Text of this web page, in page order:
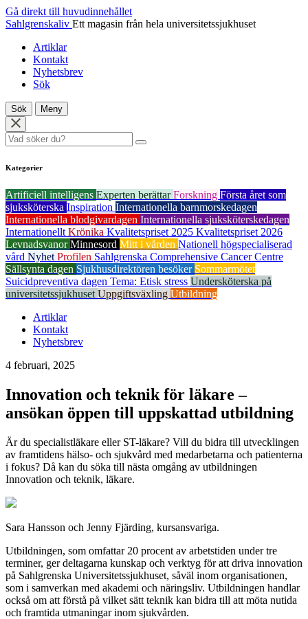
Gå direkt till huvudinnehållet
Sahlgrenskaliv Ett magasin från hela universitetssjukhuset
Artiklar
Kontakt
Nyhetsbrev
Sök
Sök Meny
Kategorier
Artificiell intelligens Experten berättarForskning Första året som
sjuksköterska Inspiration Internationella barnmorskedagen
Internationella blodgivardagen Internationella sjuksköterskedagen
Internationellt Krönika Kvalitetspriset 2025 Kvalitetspriset 2026
LevnadsvanorMinnesord Mitt i vården Nationell högspecialiserad
vård Nyhet Profilen Sahlgrenska Comprehensive Cancer Centre
Sällsynta dagen Sjukhusdirektören besöker Sommarmötet
Suicidpreventiva dagen Tema: Etisk stress Undersköterska på
universitetssjukhuset Uppgiftsväxling Utbildning
Artiklar
Kontakt
Nyhetsbrev
4 februari, 2025
Innovation och teknik för läkare –
ansökan öppen till uppskattad utbildning
Är du specialistläkare eller ST-läkare? Vill du bidra till utvecklingen
av framtidens hälso- och sjukvård med medarbetarna och patienterna
i fokus? Då kan du söka till nästa omgång av utbildningen
Innovation och teknik, läkare.
Sara Hansson och Jenny Fjärding, kursansvariga.
Utbildningen, som omfattar 20 procent av arbetstiden under tre
terminer, ger deltagarna kunskap och verktyg för att driva innovation
på Sahlgrenska Universitetssjukhuset, såväl inom organisationen,
som i samverkan med akademi och näringsliv. Utbildningen handlar
också om att förstå på vilket sätt teknik kan bidra till att möta nutida
och framtida utmaningar inom sjukvården.